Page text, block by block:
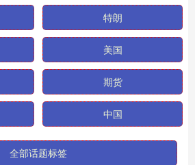
特朗
美国
期货
中国
全部话题标签